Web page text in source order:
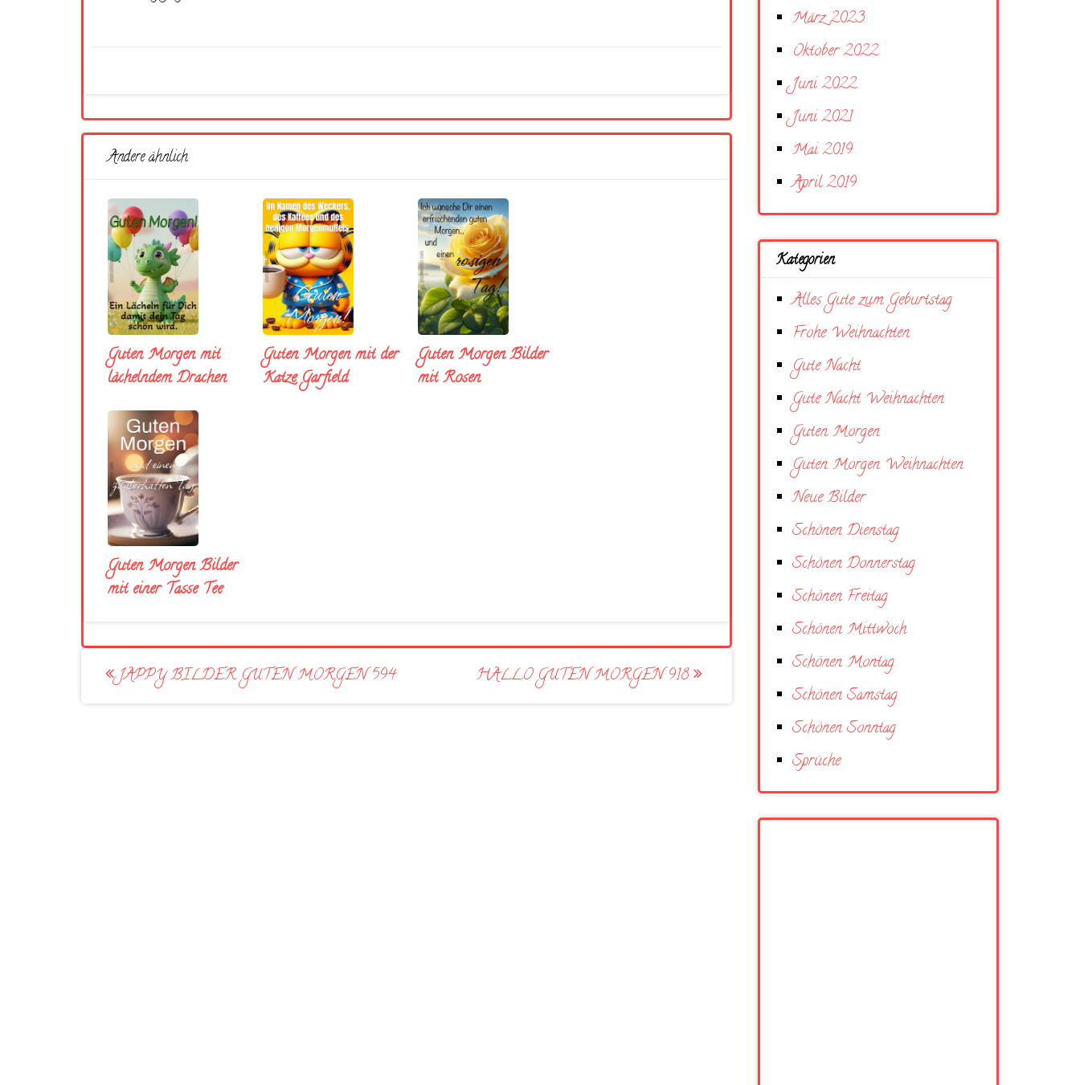
Andere ähnlich
Guten Morgen mit
lächelndem Drachen
Guten Morgen mit der
Katze Garfield
Guten Morgen Bilder
mit Rosen
Guten Morgen Bilder
mit einer Tasse Tee
Post
navigation
JAPPY BILDER GUTEN MORGEN 594 HALLO GUTEN MORGEN 918
März 2023
Oktober 2022
Juni 2022
Juni 2021
Mai 2019
April 2019
Kategorien
Alles Gute zum Geburtstag
Frohe Weihnachten
Gute Nacht
Gute Nacht Weihnachten
Guten Morgen
Guten Morgen Weihnachten
Neue Bilder
Schönen Dienstag
Schönen Donnerstag
Schönen Freitag
Schönen Mittwoch
Schönen Montag
Schönen Samstag
Schönen Sonntag
Sprüche